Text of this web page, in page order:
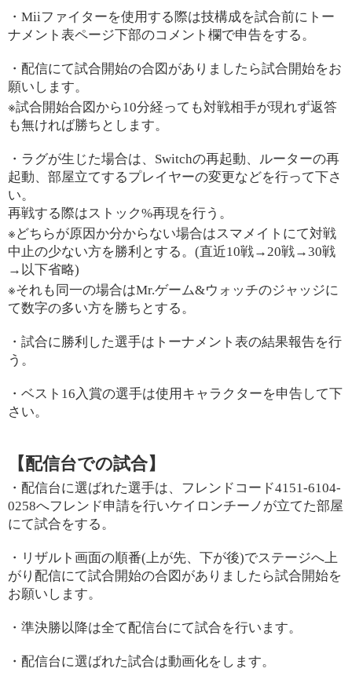
・ Miiファイターを使用する際は技構成を試合前にトー
ナメント表ページ下部のコメント欄で申告をする。
・配信にて試合開始の合図がありましたら試合開始をお
願いします。
※試合開始合図から10分経っても対戦相手が現れず返答
も無ければ勝ちとします。
・ラグが生じた場合は、 Switchの再起動、ルーターの再
起動、部屋立てするプレイヤーの変更などを行って下さ
い。
再戦する際はストック%再現を行う。
※どちらが原因か分からない場合はスマメイトにて対戦
中止の少ない方を勝利とする。 (直近10戦→20戦→30戦
→ 以下省略)
※それも同一の場合はMr.ゲーム&ウォッチのジャッジに
て数字の多い方を勝ちとする。
・試合に勝利した選手はトーナメント表の結果報告を行
う。
・ベスト 16入賞の選手は使用キャラクターを申告して下
さい。
【配信台での試合】
・配信台に選ばれた選手は、フレンドコード4151-6104-
0258へフレンド申請を行いケイロンチーノが立てた部屋
にて試合をする。
・リザルト画面の順番(上が先、下が後)でステージへ上
がり配信にて試合開始の合図がありましたら試合開始を
お願いします。
・準決勝以降は全て配信台にて試合を行います。
・配信台に選ばれた試合は動画化をします。